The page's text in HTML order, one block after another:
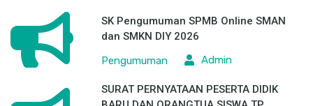
SK Pengumuman SPMB Online SMAN
dan SMKN DIY 2026
Pengumuman
Admin
SURAT PERNYATAAN PESERTA DIDIK